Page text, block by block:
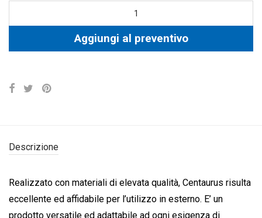
Aggiungi al preventivo
Descrizione
Realizzato con materiali di elevata qualità, Centaurus risulta
eccellente ed affidabile per l’utilizzo in esterno. E’ un
prodotto versatile ed adattabile ad ogni esigenza di